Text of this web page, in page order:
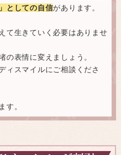
としての自信があります。
て生きていく必要はありませ
の表情に変えましょう。
ィスマイルにご相談くださ
す。